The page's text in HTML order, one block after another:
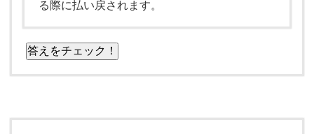
る際に払い戻されます。
答えをチェック！